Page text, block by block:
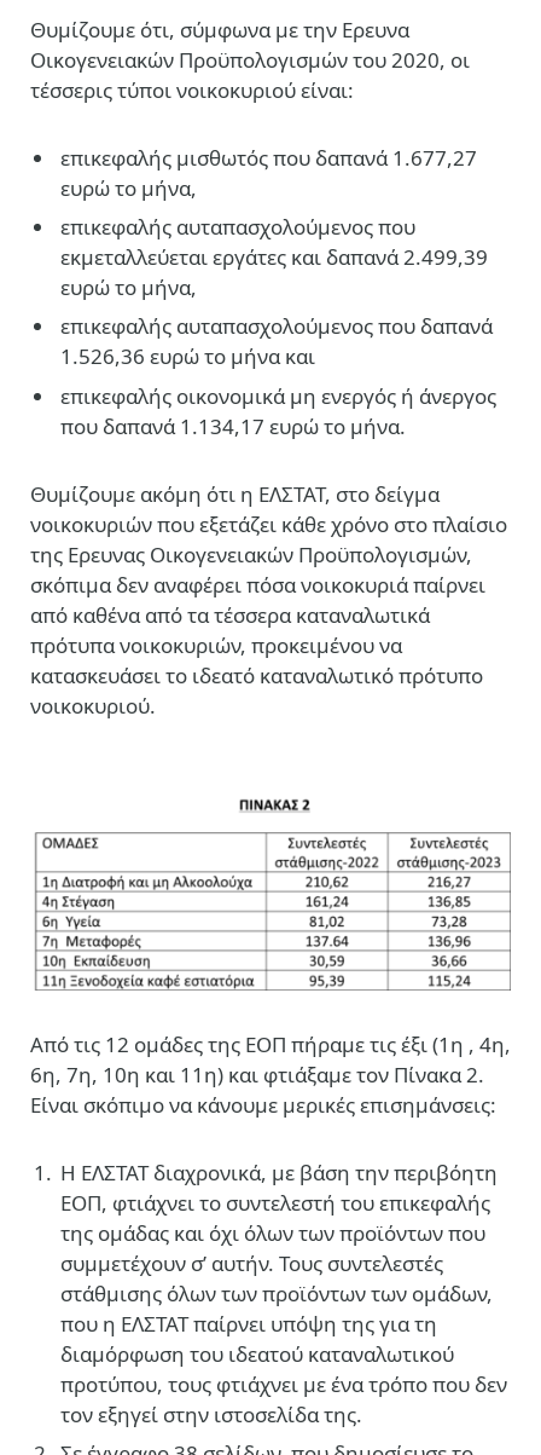
Θυμίζουμε ότι, σύμφωνα με την Ερευνα
Οικογενειακών Προϋπολογισμών του 2020, οι
τέσσερις τύποι νοικοκυριού είναι:
επικεφαλής μισθωτός που δαπανά 1.677,27
ευρώ το μήνα,
επικεφαλής αυταπασχολούμενος που
εκμεταλλεύεται εργάτες και δαπανά 2.499,39
ευρώ το μήνα,
επικεφαλής αυταπασχολούμενος που δαπανά
1.526,36 ευρώ το μήνα και
επικεφαλής οικονομικά μη ενεργός ή άνεργος
που δαπανά 1.134,17 ευρώ το μήνα.
Θυμίζουμε ακόμη ότι η ΕΛΣΤΑΤ, στο δείγμα
νοικοκυριών που εξετάζει κάθε χρόνο στο πλαίσιο
της Ερευνας Οικογενειακών Προϋπολογισμών,
σκόπιμα δεν αναφέρει πόσα νοικοκυριά παίρνει
από καθένα από τα τέσσερα καταναλωτικά
πρότυπα νοικοκυριών, προκειμένου να
κατασκευάσει το ιδεατό καταναλωτικό πρότυπο
νοικοκυριού.
Από τις 12 ομάδες της ΕΟΠ πήραμε τις έξι (1η , 4η,
6η, 7η, 10η και 11η) και φτιάξαμε τον Πίνακα 2.
Είναι σκόπιμο να κάνουμε μερικές επισημάνσεις:
Η ΕΛΣΤΑΤ διαχρονικά, με βάση την περιβόητη
ΕΟΠ, φτιάχνει το συντελεστή του επικεφαλής
της ομάδας και όχι όλων των προϊόντων που
συμμετέχουν σ’ αυτήν. Τους συντελεστές
στάθμισης όλων των προϊόντων των ομάδων,
που η ΕΛΣΤΑΤ παίρνει υπόψη της για τη
διαμόρφωση του ιδεατού καταναλωτικού
προτύπου, τους φτιάχνει με ένα τρόπο που δεν
τον εξηγεί στην ιστοσελίδα της.